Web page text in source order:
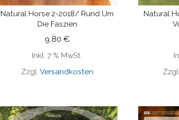
IN DEN WARENKORB
Natural Horse 2-2018/ Rund Um
Die Faszien
9,80 €
Inkl. 7 % MwSt.
Zzgl. Versandkosten
Natural
Zzgl.